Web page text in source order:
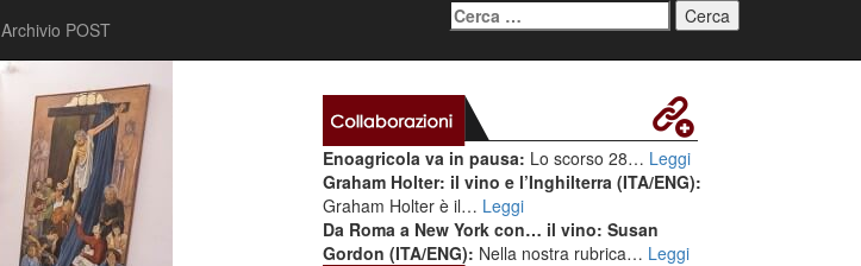
Archivio POST
Ricerca
per:
Enoagricola va in pausa: Lo scorso 28… Leggi
Graham Holter: il vino e l’Inghilterra (ITA/ENG):
Graham Holter è il… Leggi
Da Roma a New York con… il vino: Susan
Gordon (ITA/ENG): Nella nostra rubrica… Leggi